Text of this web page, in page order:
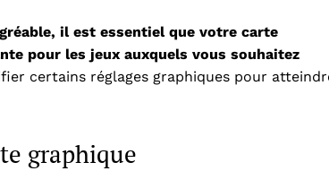
il est essentiel que votre carte
pour les jeux auxquels vous souhaitez
certains réglages graphiques pour
graphique